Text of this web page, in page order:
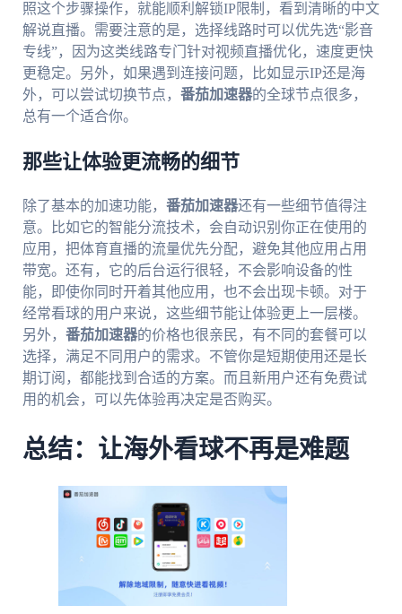
照这个步骤操作，就能顺利解锁IP限制，看到清晰的中文
解说直播。需要注意的是，选择线路时可以优先选“影音
专线”，因为这类线路专门针对视频直播优化，速度更快
更稳定。另外，如果遇到连接问题，比如显示IP还是海
外，可以尝试切换节点， 番茄加速器的全球节点很多，
总有一个适合你。
那些让体验更流畅的细节
除了基本的加速功能， 番茄加速器还有一些细节值得注
意。比如它的智能分流技术，会自动识别你正在使用的
应用，把体育直播的流量优先分配，避免其他应用占用
带宽。还有，它的后台运行很轻，不会影响设备的性
能，即使你同时开着其他应用，也不会出现卡顿。对于
经常看球的用户来说，这些细节能让体验更上一层楼。
另外， 番茄加速器的价格也很亲民，有不同的套餐可以
选择，满足不同用户的需求。不管你是短期使用还是长
期订阅，都能找到合适的方案。而且新用户还有免费试
用的机会，可以先体验再决定是否购买。
总结：让海外看球不再是难题